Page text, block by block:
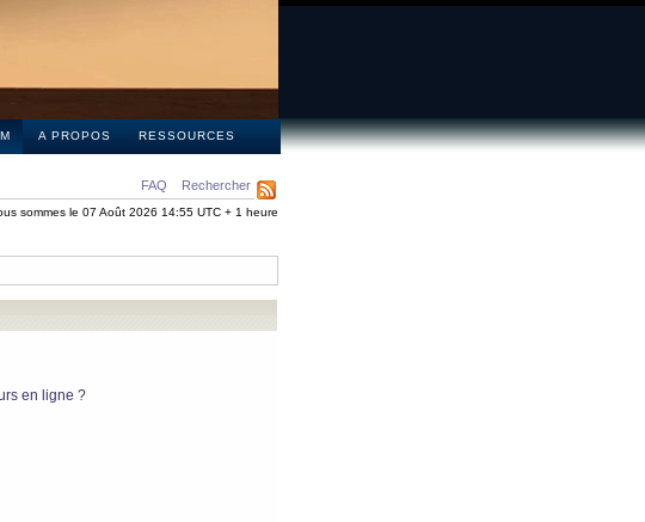
A PROPOS RESSOURCES
FAQ Rechercher
sommes le 07 Août 2026 14:55 UTC + 1 heure
en ligne ?